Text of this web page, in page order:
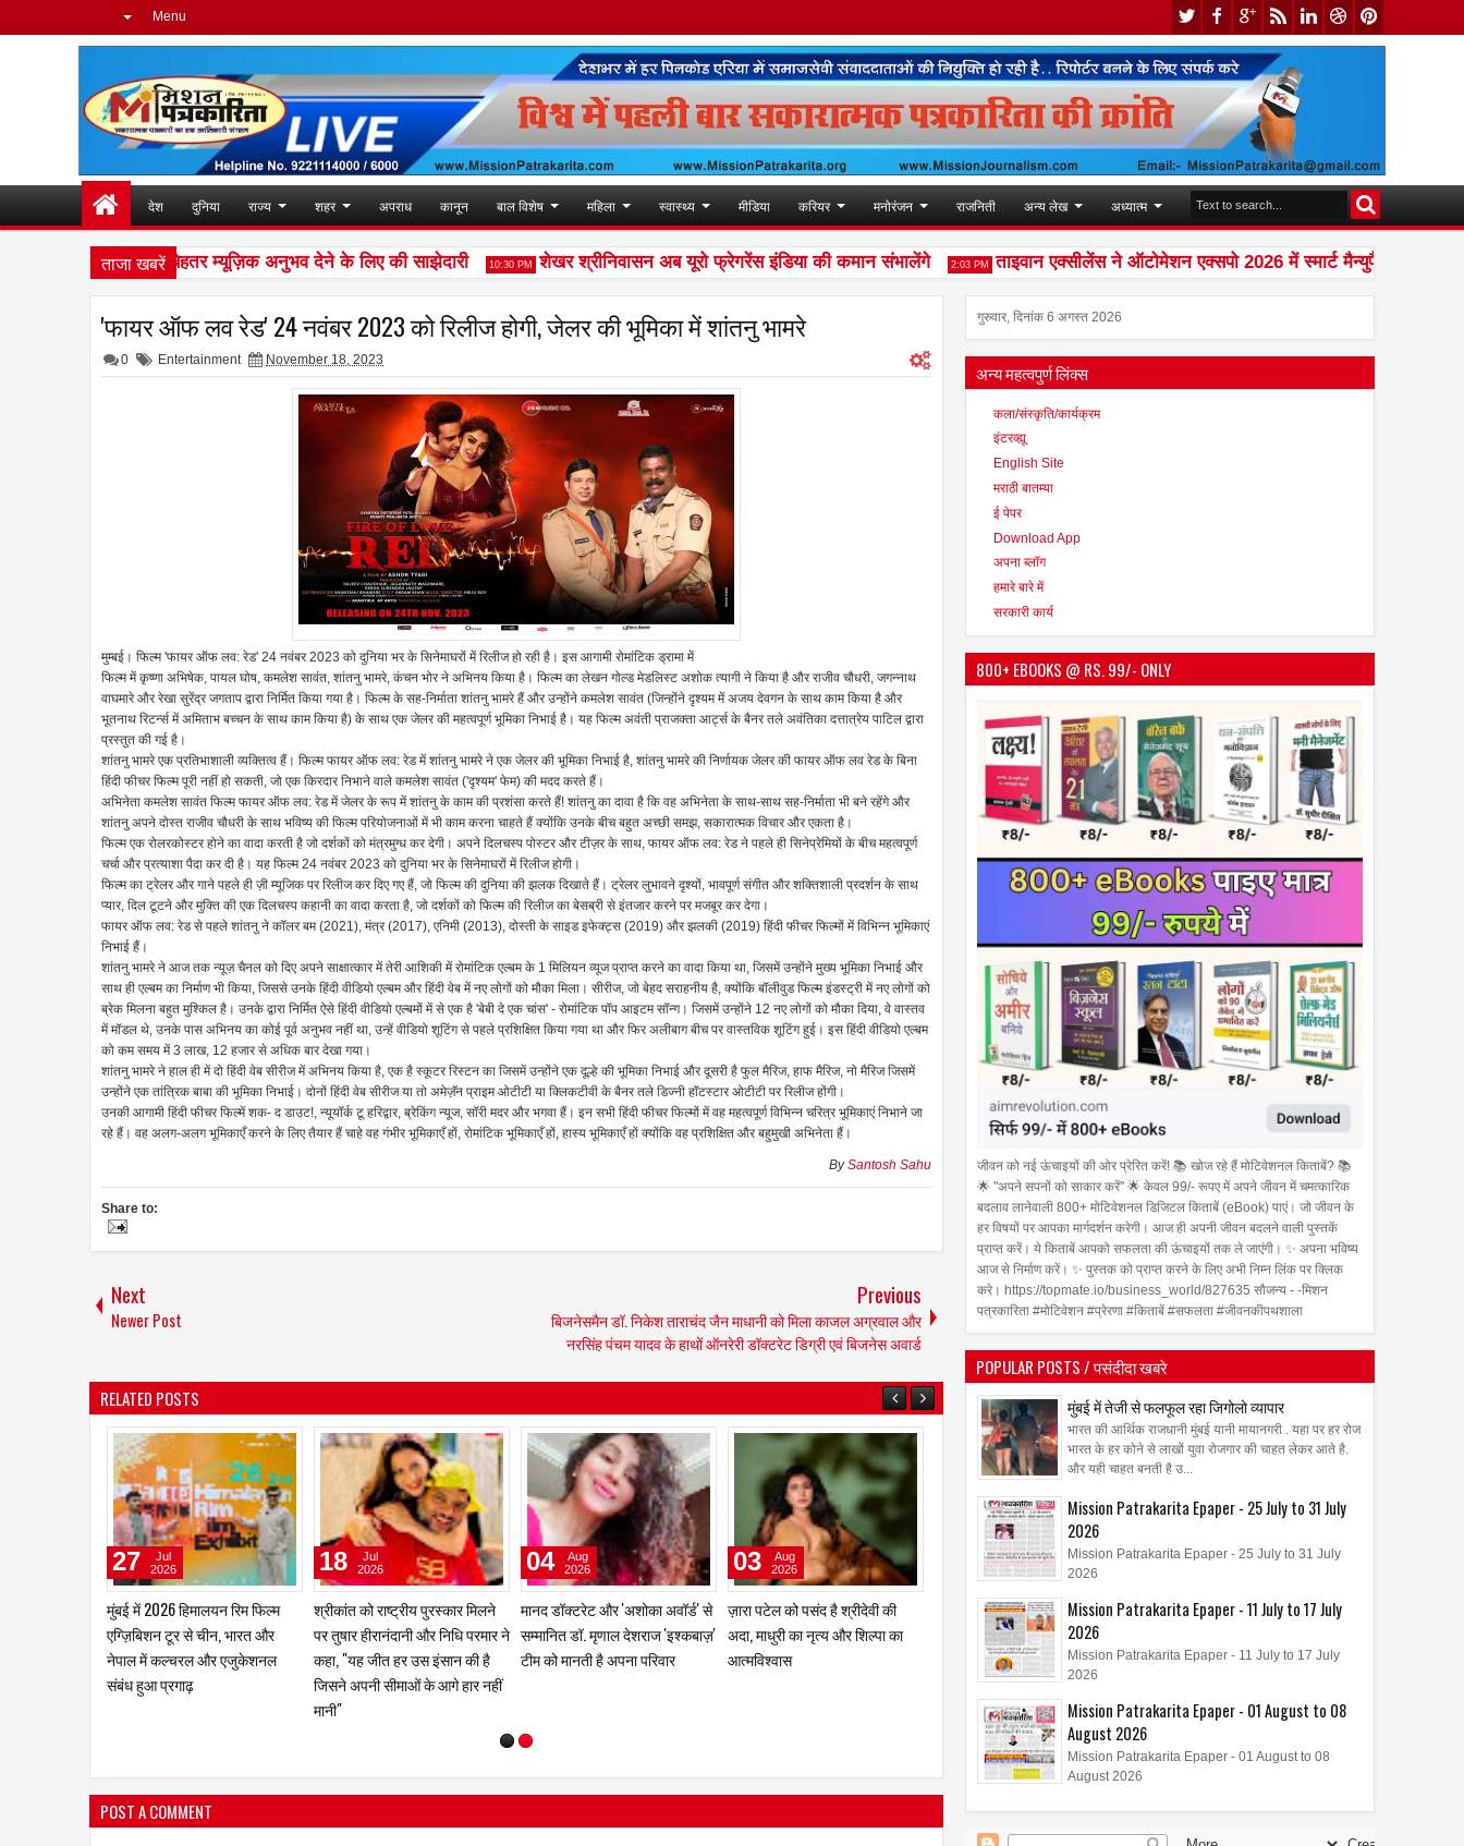
Menu
देश दुनिया राज्य शहर अपराध कानून बाल विशेष महिला स्वास्थ्य मीडिया करियर मनोरंजन राजनिती अन्य लेख अध्यात्म
ताजा खबरें
Premium ने बेहतर म्यूज़िक अनुभव देने के लिए की साझेदारी 10:30 PM शेखर श्रीनिवासन अब यूरो फ्रेगरेंस इंडिया की कमान संभालेंगे 2:03 PM ताइवान एक्सीलेंस ने ऑटोमेशन एक्सपो 2026 में स्मार्ट मैन्युफैक्चरिंग के
'फायर ऑफ लव रेड' 24 नवंबर 2023 को रिलीज होगी, जेलर की भूमिका में शांतनु भामरे
0 Entertainment November 18, 2023
मुम्बई। फिल्म 'फायर ऑफ लव: रेड' 24 नवंबर 2023 को दुनिया भर के सिनेमाघरों में रिलीज हो रही है। इस आगामी रोमांटिक ड्रामा में
फिल्म में कृष्णा अभिषेक, पायल घोष, कमलेश सावंत, शांतनु भामरे, कंचन भोर ने अभिनय किया है। फिल्म का लेखन गोल्ड मेडलिस्ट अशोक त्यागी ने किया है और राजीव चौधरी, जगन्नाथ
वाघमारे और रेखा सुरेंद्र जगताप द्वारा निर्मित किया गया है। फिल्म के सह-निर्माता शांतनु भामरे हैं और उन्होंने कमलेश सावंत (जिन्होंने दृश्यम में अजय देवगन के साथ काम किया है और
भूतनाथ रिटर्न्स में अमिताभ बच्चन के साथ काम किया है) के साथ एक जेलर की महत्वपूर्ण भूमिका निभाई है। यह फिल्म अवंती प्राजक्ता आर्ट्स के बैनर तले अवंतिका दत्तात्रेय पाटिल द्वारा
प्रस्तुत की गई है।
शांतनु भामरे एक प्रतिभाशाली व्यक्तित्व हैं। फिल्म फायर ऑफ लव: रेड में शांतनु भामरे ने एक जेलर की भूमिका निभाई है, शांतनु भामरे की निर्णायक जेलर की फायर ऑफ लव रेड के बिना
हिंदी फीचर फिल्म पूरी नहीं हो सकती, जो एक किरदार निभाने वाले कमलेश सावंत ('दृश्यम' फेम) की मदद करते हैं।
अभिनेता कमलेश सावंत फिल्म फायर ऑफ लव: रेड में जेलर के रूप में शांतनु के काम की प्रशंसा करते हैं! शांतनु का दावा है कि वह अभिनेता के साथ-साथ सह-निर्माता भी बने रहेंगे और
शांतनु अपने दोस्त राजीव चौधरी के साथ भविष्य की फिल्म परियोजनाओं में भी काम करना चाहते हैं क्योंकि उनके बीच बहुत अच्छी समझ, सकारात्मक विचार और एकता है।
फिल्म एक रोलरकोस्टर होने का वादा करती है जो दर्शकों को मंत्रमुग्ध कर देगी। अपने दिलचस्प पोस्टर और टीज़र के साथ, फायर ऑफ लव: रेड ने पहले ही सिनेप्रेमियों के बीच महत्वपूर्ण
चर्चा और प्रत्याशा पैदा कर दी है। यह फिल्म 24 नवंबर 2023 को दुनिया भर के सिनेमाघरों में रिलीज होगी।
फिल्म का ट्रेलर और गाने पहले ही ज़ी म्यूजिक पर रिलीज कर दिए गए हैं, जो फिल्म की दुनिया की झलक दिखाते हैं। ट्रेलर लुभावने दृश्यों, भावपूर्ण संगीत और शक्तिशाली प्रदर्शन के साथ
प्यार, दिल टूटने और मुक्ति की एक दिलचस्प कहानी का वादा करता है, जो दर्शकों को फिल्म की रिलीज का बेसब्री से इंतजार करने पर मजबूर कर देगा।
फायर ऑफ लव: रेड से पहले शांतनु ने कॉलर बम (2021), मंत्र (2017), एनिमी (2013), दोस्ती के साइड इफेक्ट्स (2019) और झलकी (2019) हिंदी फीचर फिल्मों में विभिन्न भूमिकाएं
निभाई हैं।
शांतनु भामरे ने आज तक न्यूज़ चैनल को दिए अपने साक्षात्कार में तेरी आशिकी में रोमांटिक एल्बम के 1 मिलियन व्यूज प्राप्त करने का वादा किया था, जिसमें उन्होंने मुख्य भूमिका निभाई और
साथ ही एल्बम का निर्माण भी किया, जिससे उनके हिंदी वीडियो एल्बम और हिंदी वेब में नए लोगों को मौका मिला। सीरीज, जो बेहद सराहनीय है, क्योंकि बॉलीवुड फिल्म इंडस्ट्री में नए लोगों को
ब्रेक मिलना बहुत मुश्किल है। उनके द्वारा निर्मित ऐसे हिंदी वीडियो एल्बमों में से एक है 'बेबी दे एक चांस' - रोमांटिक पॉप आइटम सॉन्ग। जिसमें उन्होंने 12 नए लोगों को मौका दिया, वे वास्तव
में मॉडल थे, उनके पास अभिनय का कोई पूर्व अनुभव नहीं था, उन्हें वीडियो शूटिंग से पहले प्रशिक्षित किया गया था और फिर अलीबाग बीच पर वास्तविक शूटिंग हुई। इस हिंदी वीडियो एल्बम
को कम समय में 3 लाख, 12 हजार से अधिक बार देखा गया।
शांतनु भामरे ने हाल ही में दो हिंदी वेब सीरीज में अभिनय किया है, एक है स्कूटर रिस्टन का जिसमें उन्होंने एक दूल्हे की भूमिका निभाई और दूसरी है फुल मैरिज, हाफ मैरिज, नो मैरिज जिसमें
उन्होंने एक तांत्रिक बाबा की भूमिका निभाई। दोनों हिंदी वेब सीरीज या तो अमेज़ॅन प्राइम ओटीटी या क्लिकटीवी के बैनर तले डिज्नी हॉटस्टार ओटीटी पर रिलीज होंगी।
उनकी आगामी हिंदी फीचर फिल्में शक- द डाउट!, न्यूयॉर्क टू हरिद्वार, ब्रेकिंग न्यूज, सॉरी मदर और भगवा हैं। इन सभी हिंदी फीचर फिल्मों में वह महत्वपूर्ण विभिन्न चरित्र भूमिकाएं निभाने जा
रहे हैं। वह अलग-अलग भूमिकाएँ करने के लिए तैयार हैं चाहे वह गंभीर भूमिकाएँ हों, रोमांटिक भूमिकाएँ हों, हास्य भूमिकाएँ हों क्योंकि वह प्रशिक्षित और बहुमुखी अभिनेता हैं।
BySantosh Sahu
Share to:
Next
Newer Post
Previous
बिजनेसमैन डॉ. निकेश ताराचंद जैन माधानी को मिला काजल अग्रवाल और
नरसिंह पंचम यादव के हाथों ऑनरेरी डॉक्टरेट डिग्री एवं बिजनेस अवार्ड
RELATED POSTS
जूही तिवारी की रही है ज्वेलरी, साड़ी,
कॉस्मेटिक्स और अन्य प्रतिष्ठित
ब्रांड्स के विज्ञापनों में प्रभावशाली
उपस्थिति
02
Aug
2026
एक बार फिर पूरे जोश और समर्पण के
साथ अभिनय की दुनिया में वापसी की है
आरती मित्तल
29
Jul
2026
मुंबई में 2026 हिमालयन रिम फिल्म
एग्ज़िबिशन टूर से चीन, भारत और
नेपाल में कल्चरल और एजुकेशनल
27
Jul
2026
श्रीकांत को राष्ट्रीय पुरस्कार मिलने
पर तुषार हीरानंदानी और निधि परमार ने
कहा, "यह जीत हर उस इंसान की है
18
Jul
2026
मानद डॉक्टरेट और 'अशोका अवॉर्ड' से
सम्मानित डॉ. मृणाल देशराज 'इश्कबाज़'
टीम को मानती है अपना परिवार
Aug
2026
ज़ारा पटेल को पसंद है श्रीदेवी की
आत्मविश्वास
03
Aug
POST A COMMENT
गुरुवार, दिनांक 6 अगस्त 2026
अन्य महत्वपुर्ण लिंक्स
कला/संस्कृति/कार्यक्रम
इंटरव्ह्यू
English Site
मराठी बातम्या
ई पेपर
Download App
अपना ब्लॉग
हमारे बारे में
सरकारी कार्य
800+ EBOOKS @ RS. 99/- ONLY
जीवन को नई ऊंचाइयों की ओर प्रेरित करें! 📚 खोज रहे हैं मोटिवेशनल किताबें? 📚
🌟 "अपने सपनों को साकार करें" 🌟 केवल 99/- रूपए में अपने जीवन में चमत्कारिक
बदलाव लानेवाली 800+ मोटिवेशनल डिजिटल किताबें (eBook) पाएं। जो जीवन के
हर विषयों पर आपका मार्गदर्शन करेगी। आज ही अपनी जीवन बदलने वाली पुस्तकें
प्राप्त करें। ये किताबें आपको सफलता की ऊंचाइयों तक ले जाएंगी। ✨ अपना भविष्य
आज से निर्माण करें। ✨ पुस्तक को प्राप्त करने के लिए अभी निम्न लिंक पर क्लिक
करे। https://topmate.io/business_world/827635 सौजन्य - -मिशन
पत्रकारिता #मोटिवेशन #प्रेरणा #किताबें #सफलता #जीवनकीपथशाला
POPULAR POSTS / पसंदीदा खबरे
मुंबई में तेजी से फलफूल रहा जिगोलो व्यापार
भारत की आर्थिक राजधानी मुंबई यानी मायानगरी . यहा पर हर रोज
भारत के हर कोने से लाखों युवा रोजगार की चाहत लेकर आते है.
और यही चाहत बनती है उ...
Mission Patrakarita Epaper - 25 July to 31 July
2026
Mission Patrakarita Epaper - 25 July to 31 July
2026
Mission Patrakarita Epaper - 11 July to 17 July
2026
Mission Patrakarita Epaper - 11 July to 17 July
2026
Mission Patrakarita Epaper - 01 August to 08
August 2026
Mission Patrakarita Epaper - 01 August to 08
August 2026